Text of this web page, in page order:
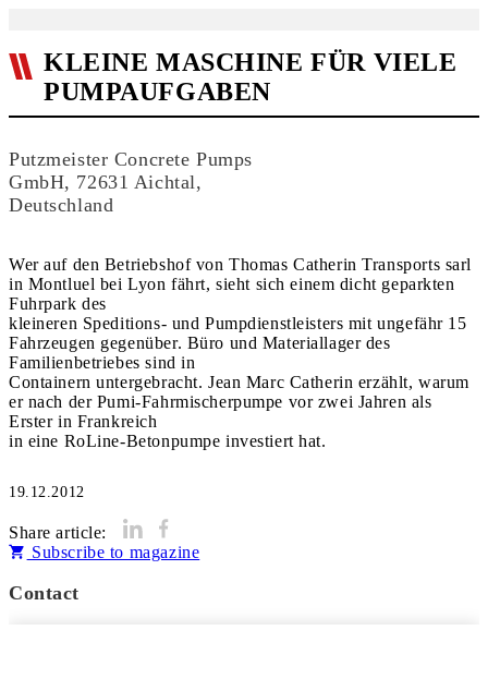
KLEINE MASCHINE FÜR VIELE
PUMPAUFGABEN
Putzmeister Concrete Pumps
GmbH, 72631 Aichtal,
Deutschland
Wer auf den Betriebshof von Thomas Catherin Transports sarl
in Montluel bei Lyon fährt, sieht sich einem dicht geparkten
Fuhrpark des
kleineren Speditions- und Pumpdienstleisters mit ungefähr 15
Fahrzeugen gegenüber. Büro und Materiallager des
Familienbetriebes sind in
Containern untergebracht. Jean Marc Catherin erzählt, warum
er nach der Pumi-Fahrmischerpumpe vor zwei Jahren als
Erster in Frankreich
in eine RoLine-Betonpumpe investiert hat.
19.12.2012
Share article:
Subscribe to magazine
Contact